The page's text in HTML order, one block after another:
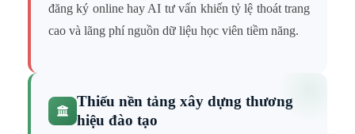
đăng ký online hay AI tư vấn khiến tỷ lệ thoát trang
cao và lãng phí nguồn dữ liệu học viên tiềm năng.
Thiếu nền tảng xây dựng thương
hiệu đào tạo